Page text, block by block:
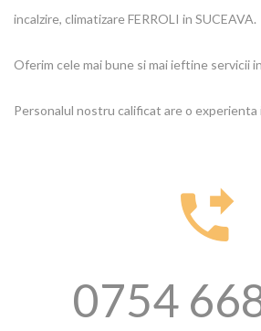
incalzire, climatizare FERROLI in SUCEAVA.
Oferim cele mai bune si mai ieftine servicii
Personalul nostru calificat are o
0754